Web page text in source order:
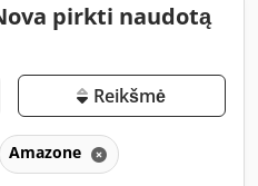
pirkti naudotą
Reikšmė
Amazone